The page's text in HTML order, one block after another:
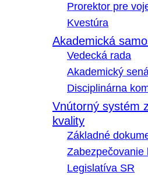
Prorektor pre
Kvestúra
Akademická
Vedecká rada
Akademický
Disciplinárna
Vnútorný systém
kvality
Základné
Zabezpečovanie
Legislatíva SR